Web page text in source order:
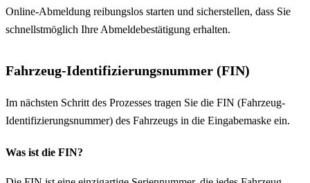
Online-Abmeldung reibungslos starten und sicherstellen, dass Sie
schnellstmöglich Ihre Abmeldebestätigung erhalten.
Fahrzeug-Identifizierungsnummer (FIN)
Im nächsten Schritt des Prozesses tragen Sie die FIN (Fahrzeug-
Identifizierungsnummer) des Fahrzeugs in die Eingabemaske ein.
Was ist die FIN?